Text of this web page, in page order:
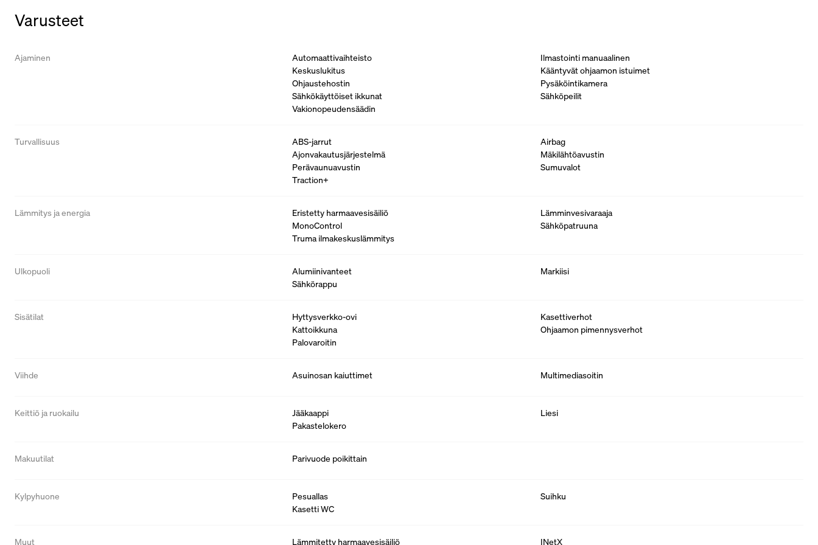
Varusteet
Ajaminen Automaattivaihteisto
Ilmastointi manuaalinen
Keskuslukitus
Kääntyvät ohjaamon istuimet
Ohjaustehostin
Pysäköintikamera
Sähkökäyttöiset ikkunat
Sähköpeilit
Vakionopeudensäädin
Turvallisuus ABS-jarrut
Airbag
Ajonvakautusjärjestelmä
Mäkilähtöavustin
Perävaunuavustin
Sumuvalot
Traction+
Lämmitys ja energia Eristetty harmaavesisäiliö
Lämminvesivaraaja
MonoControl
Sähköpatruuna
Truma ilmakeskuslämmitys
Ulkopuoli Alumiinivanteet
Markiisi
Sähkörappu
Sisätilat Hyttysverkko-ovi
Kasettiverhot
Kattoikkuna
Ohjaamon pimennysverhot
Palovaroitin
Viihde Asuinosan kaiuttimet Multimediasoitin
Keittiö ja ruokailu Jääkaappi
Liesi
Pakastelokero
Makuutilat Parivuode poikittain
Kylpyhuone Pesuallas
Suihku
Kasetti WC
Muut Lämmitetty harmaavesisäiliö INetX